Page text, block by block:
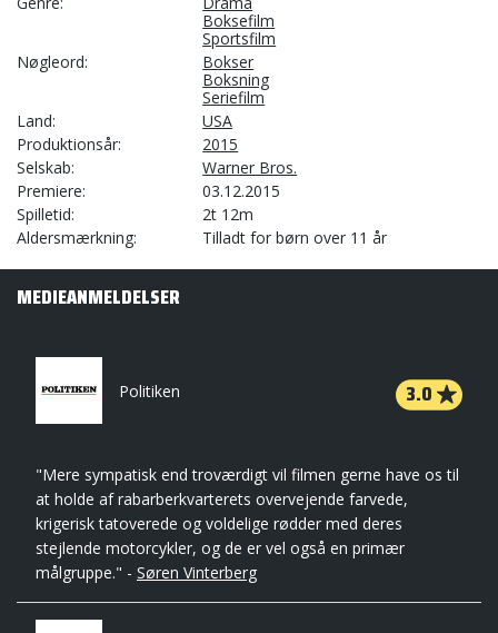
Boksefilm
Sportsfilm
Nøgleord
Bokser
Boksning
Seriefilm
Land
USA
Produktionsår
2015
Selskab
Warner Bros.
Premiere
03.12.2015
Spilletid
2t 12m
Aldersmærkning
Tilladt for børn over 11 år
MEDIEANMELDELSER
Politiken 3.0
"Mere sympatisk end troværdigt vil filmen gerne have os til
at holde af rabarberkvarterets overvejende farvede,
krigerisk tatoverede og voldelige rødder med deres
stejlende motorcykler, og de er vel også en primær
målgruppe." - Søren Vinterberg